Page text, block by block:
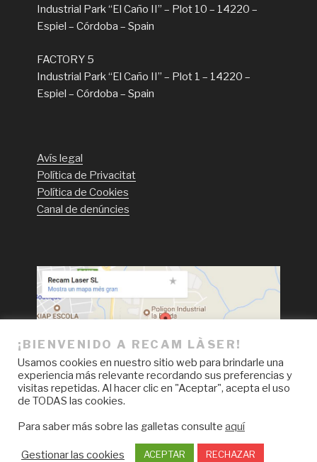
Industrial Park “El Caño II” – Plot 10 – 14220 –
Espiel – Córdoba – Spain
FACTORY 5
Industrial Park “El Caño II” – Plot 1 – 14220 –
Espiel – Córdoba – Spain
Avís legal
Política de Privacitat
Política de Cookies
Canal de denúncies
FacebookLinkedInInstagramYouTube
¡BIENVENIDO A RECAM LÀSER!
Usamos cookies en nuestro sitio web para brindarle una
experiencia más relevante recordando sus preferencias y
visitas repetidas. Al hacer clic en "Aceptar", acepta el uso
de TODAS las cookies.
Para saber más sobre las galletas consulte aquí
Gestionar las cookies ACEPTAR RECHAZAR